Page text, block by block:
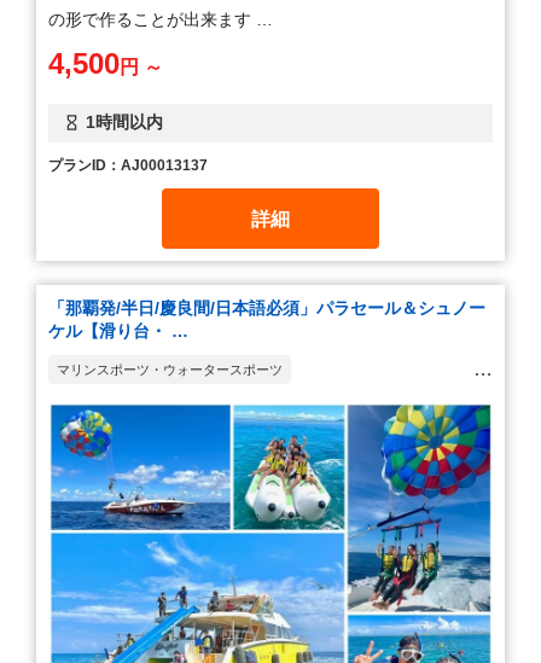
の形で作ることが出来ます …
1時間以内
4,500円 ～
プランID：AJ00013137
詳細
「那覇発/半日/慶良間/日本語必須」パラセール＆シュノー
ケル【滑り台・ …
マリンスポーツ・ウォータースポーツ
シュノーケリング(スノーケリング) テーマパーク